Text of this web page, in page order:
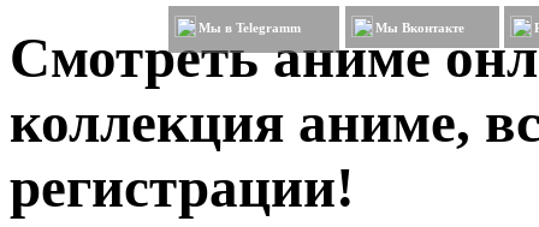
Смотреть аниме
коллекция аниме,
регистрации!
Мы в Telegramm Мы Вконтакте